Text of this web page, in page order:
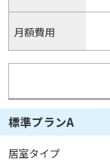
月額費用
標準プランA
居室タイプ